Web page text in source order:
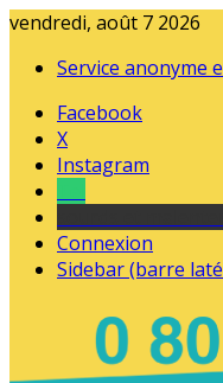
vendredi, août 7 2026
Service anonyme
Facebook
X
Instagram
Connexion
Sidebar (barre